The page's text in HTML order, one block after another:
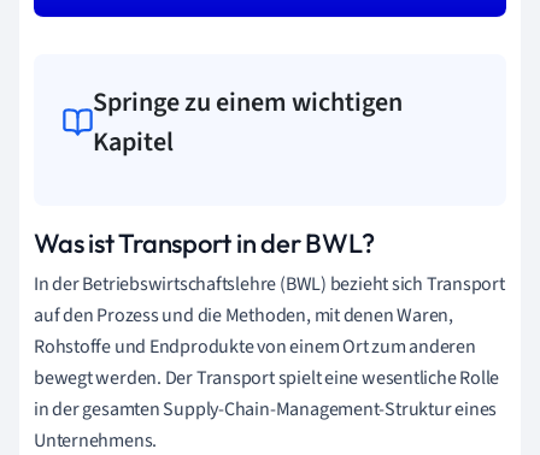
Springe zu einem wichtigen
Kapitel
Was ist Transport in der BWL?
In der Betriebswirtschaftslehre (BWL) bezieht sich Transport
auf den Prozess und die Methoden, mit denen Waren,
Rohstoffe und Endprodukte von einem Ort zum anderen
bewegt werden. Der Transport spielt eine wesentliche Rolle
in der gesamten Supply-Chain-Management-Struktur eines
Unternehmens.